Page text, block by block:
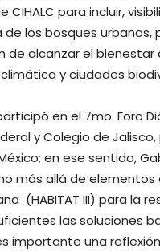
para incluir,
de los bosques
de alcanzar el
y ciudades
en el 7mo. Foro
y Colegio de
en ese sentido,
más allá de
(HABITAT III) para la
las soluciones
importante una